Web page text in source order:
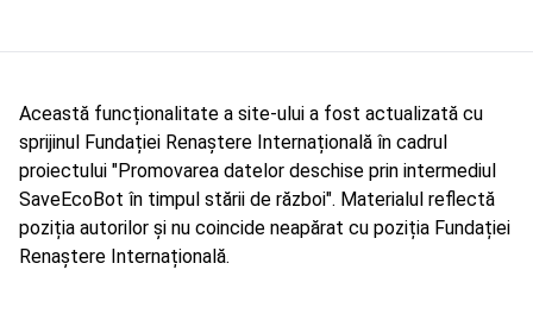
Această funcționalitate a site-ului a fost actualizată cu
sprijinul Fundației Renaștere Internațională în cadrul
proiectului "Promovarea datelor deschise prin intermediul
SaveEcoBot în timpul stării de război". Materialul reflectă
poziția autorilor și nu coincide neapărat cu poziția Fundației
Renaștere Internațională.